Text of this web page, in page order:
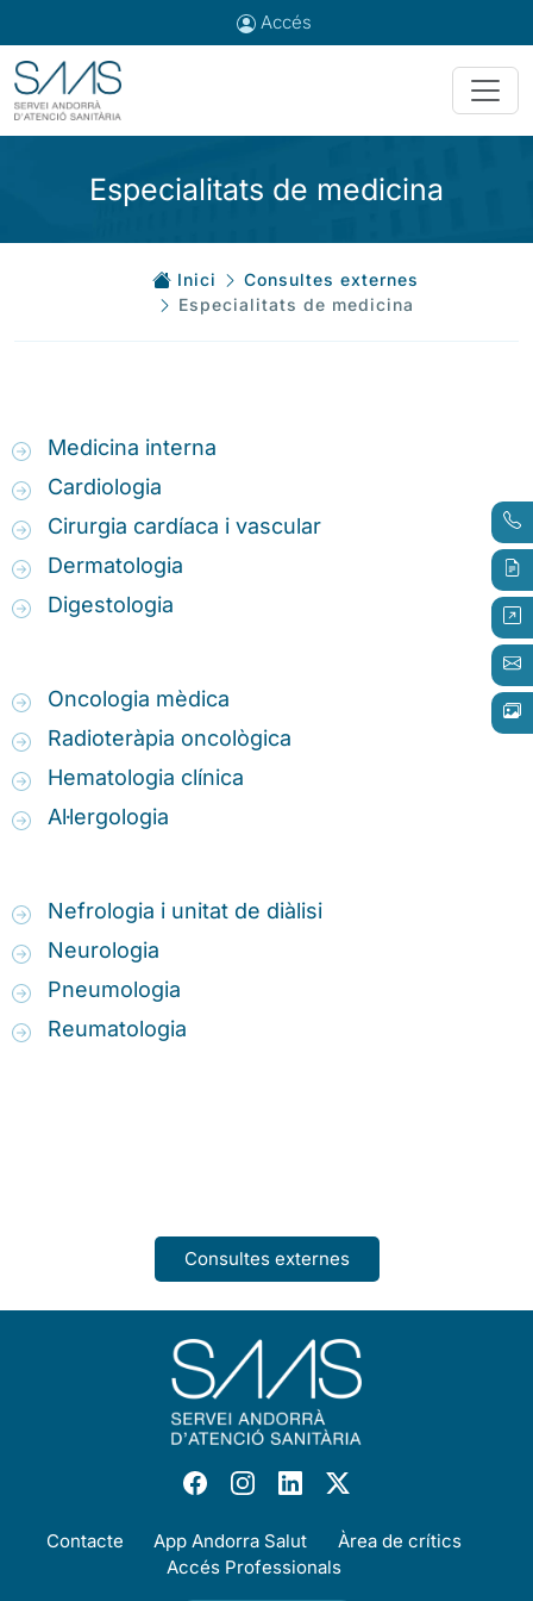
Accés
Especialitats de medicina
Inici
Consultes externes
Especialitats de medicina
Medicina interna
Cardiologia
Cirurgia cardíaca i vascular
Dermatologia
Digestologia
Oncologia mèdica
Radioteràpia oncològica
Hematologia clínica
Al·lergologia
Nefrologia i unitat de diàlisi
Neurologia
Pneumologia
Reumatologia
Consultes externes
Contacte App Andorra Salut
Àrea de crítics
Accés Professionals